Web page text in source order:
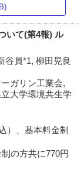
いて(第4報) ル
谷員*1, 柳田晃良
ガリン工業会,
大学環境共生学
）、基本料金制
の方共に770円